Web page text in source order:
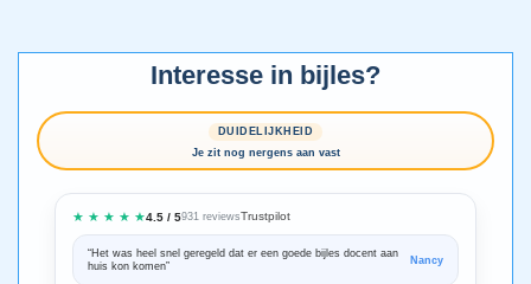
Interesse in bijles?
DUIDELIJKHEID
Je zit nog nergens aan vast
★ ★ ★ ★ ★4.5 / 5931 reviewsTrustpilot
“Het was heel snel geregeld dat er een goede bijles docent aan
huis kon komen”
Nancy